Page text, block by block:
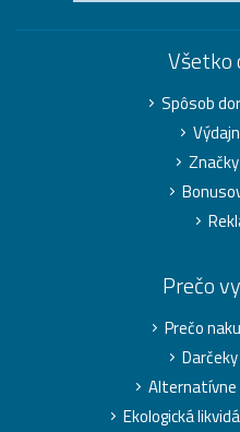
Všetko
Spôsob
Prečo
Prečo
Alternatívne
Ekologická